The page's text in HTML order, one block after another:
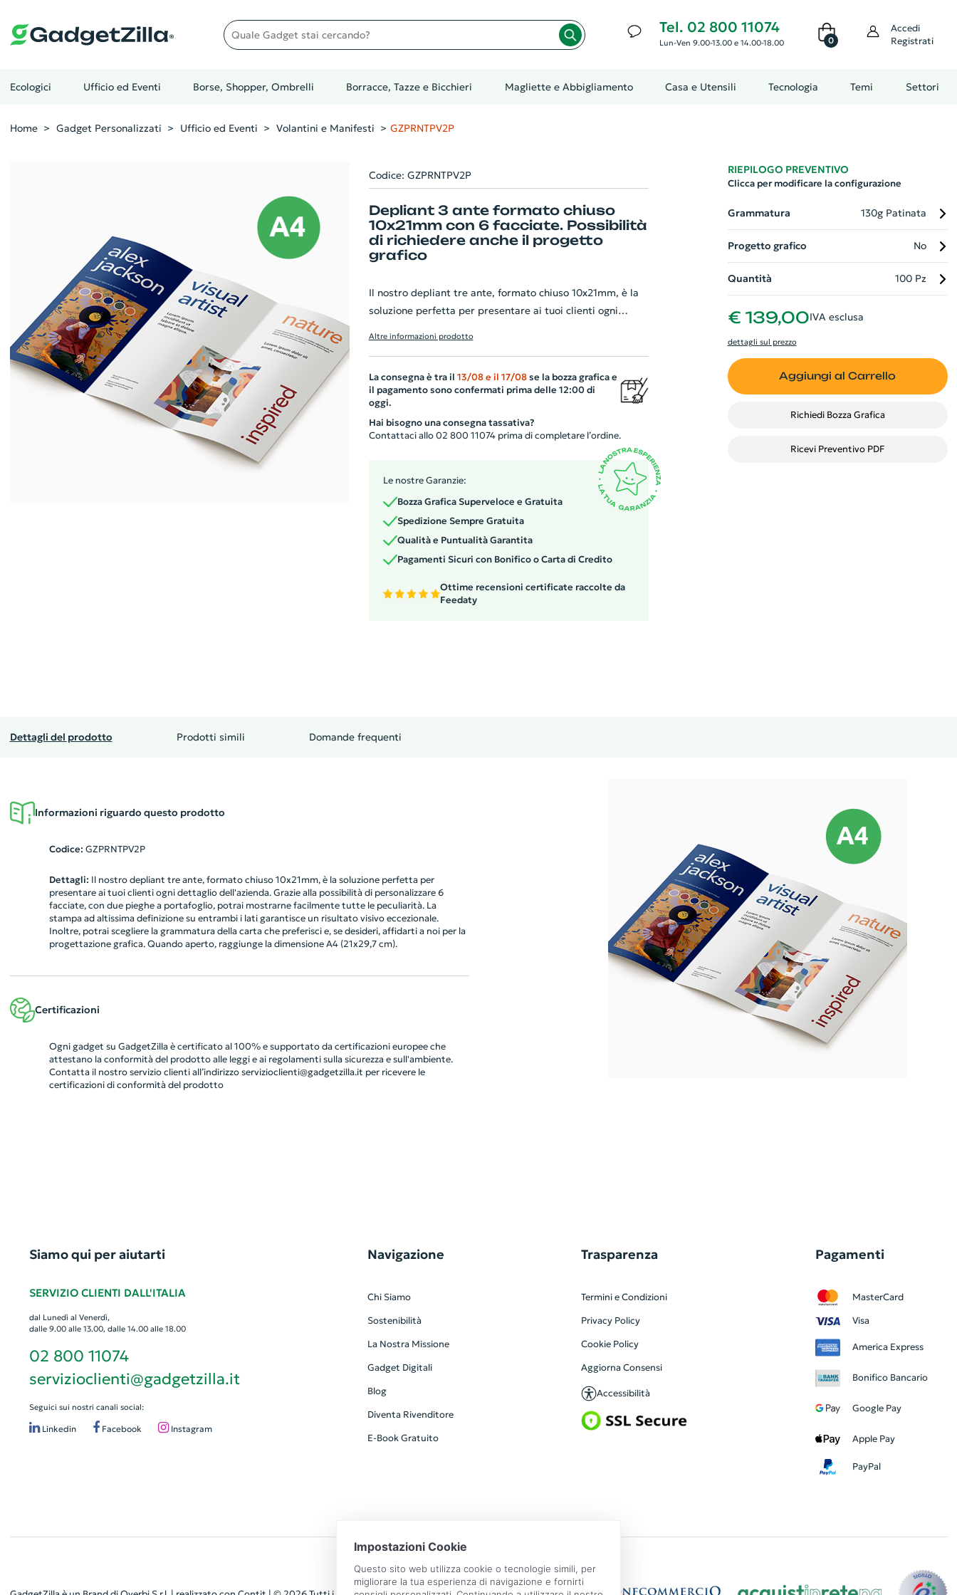
Quale gadget stai cercando? Tel. 02 800 11074
Lun-Ven 9.00-13.00 e 14.00-18.00 0
Accedi
Registrati
Ecologici Ufficio ed Eventi Borse, Shopper, Ombrelli Borracce, Tazze e Bicchieri Magliette e Abbigliamento Casa e Utensili Tecnologia Temi Settori
Home Gadget Personalizzati Ufficio ed Eventi Volantini e Manifesti GZPRNTPV2P
Codice: GZPRNTPV2P
Depliant 3 ante formato chiuso
10x21mm con 6 facciate. Possibilità
di richiedere anche il progetto
grafico
Il nostro depliant tre ante, formato chiuso 10x21mm, è la
soluzione perfetta per presentare ai tuoi clienti ogni
stampa ad altissima definizione su entrambi i lati
garantisce un risultato visivo eccezionale. Inoltre, potrai
scegliere la grammatura della carta che preferisci e, se
desideri, affidarti a noi per la progettazione grafica.
Quando aperto, raggiunge la dimensione A4 (21x29,7 cm).
Altre informazioni prodotto
La consegna è tra il 13/08 e il 17/08se la bozza grafica e
il pagamento sono confermati prima delle 12:00 di
oggi.
Hai bisogno una consegna tassativa?
Contattaci allo 02 800 11074 prima di completare l’ordine.
Le nostre Garanzie:
Bozza Grafica Superveloce e Gratuita
Spedizione Sempre Gratuita
Qualità e Puntualità Garantita
Pagamenti Sicuri con Bonifico o Carta di Credito
Ottime recensioni certificate raccolte da
Feedaty
RIEPILOGO PREVENTIVO
Clicca per modificare la configurazione
Grammatura 130g Patinata
Progetto grafico No
Quantità 100 Pz
€ 139,00IVA esclusa
dettagli sul prezzo
Aggiungi al Carrello
Richiedi Bozza Grafica
Ricevi Preventivo PDF
Dettagli del prodotto Prodotti simili Domande frequenti
Informazioni riguardo questo prodotto
Codice: GZPRNTPV2P
Dettagli: Il nostro depliant tre ante, formato chiuso 10x21mm, è la soluzione perfetta per
presentare ai tuoi clienti ogni dettaglio dell'azienda. Grazie alla possibilità di personalizzare 6
facciate, con due pieghe a portafoglio, potrai mostrarne facilmente tutte le peculiarità. La
stampa ad altissima definizione su entrambi i lati garantisce un risultato visivo eccezionale.
Inoltre, potrai scegliere la grammatura della carta che preferisci e, se desideri, affidarti a noi per la
progettazione grafica. Quando aperto, raggiunge la dimensione A4 (21x29,7 cm).
Certificazioni
Ogni gadget su GadgetZilla è certificato al 100% e supportato da certificazioni europee che
attestano la conformità del prodotto alle leggi e ai regolamenti sulla sicurezza e sull'ambiente.
Contatta il nostro servizio clienti all’indirizzo servizioclienti@gadgetzilla.it per ricevere le
certificazioni di conformità del prodotto
Siamo qui per aiutarti
SERVIZIO CLIENTI DALL'ITALIA
dal Lunedì al Venerdì,
dalle 9.00 alle 13.00, dalle 14.00 alle 18.00
02 800 11074
servizioclienti@gadgetzilla.it
Seguici sui nostri canali social:
Linkedin Facebook Instagram
Navigazione
Chi Siamo
Sostenibilità
La Nostra Missione
Gadget Digitali
Blog
Diventa Rivenditore
E-Book Gratuito
Trasparenza
Termini e Condizioni
Privacy Policy
Cookie Policy
Aggiorna Consensi
Accessibilità
Pagamenti
MasterCard
Visa
America Express
Bonifico Bancario
Google Pay
Apple Pay
PayPal